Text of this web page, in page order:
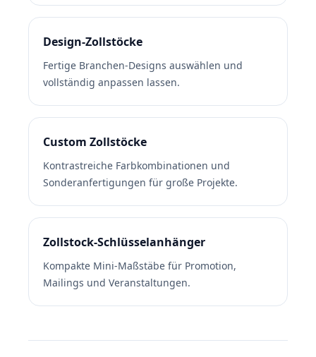
Design-Zollstöcke
Fertige Branchen-Designs auswählen und
vollständig anpassen lassen.
Custom Zollstöcke
Kontrastreiche Farbkombinationen und
Sonderanfertigungen für große Projekte.
Zollstock-Schlüsselanhänger
Kompakte Mini-Maßstäbe für Promotion,
Mailings und Veranstaltungen.